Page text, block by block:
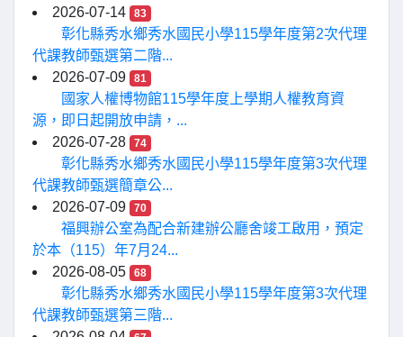
2026-07-14
83
彰化縣秀水鄉秀水國民小學115學年度第2次代理
代課教師甄選第二階...
2026-07-09
81
國家人權博物館115學年度上學期人權教育資
源，即日起開放申請，...
2026-07-28
74
彰化縣秀水鄉秀水國民小學115學年度第3次代理
代課教師甄選簡章公...
2026-07-09
70
福興辦公室為配合新建辦公廳舍竣工啟用，預定
於本（115）年7月24...
2026-08-05
68
彰化縣秀水鄉秀水國民小學115學年度第3次代理
代課教師甄選第三階...